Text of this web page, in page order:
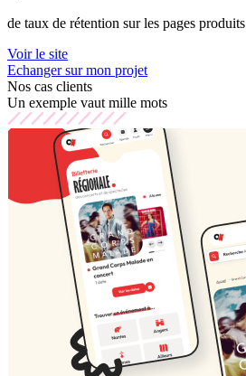
de taux de rétention sur les pages produits
Voir le site
Echanger sur mon projet
Nos cas clients
Un exemple vaut mille mots